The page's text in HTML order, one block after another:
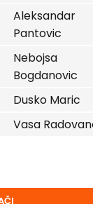
Aleksandar
Pantovic
Nebojsa
Bogdanovic
Dusko Maric
Vasa